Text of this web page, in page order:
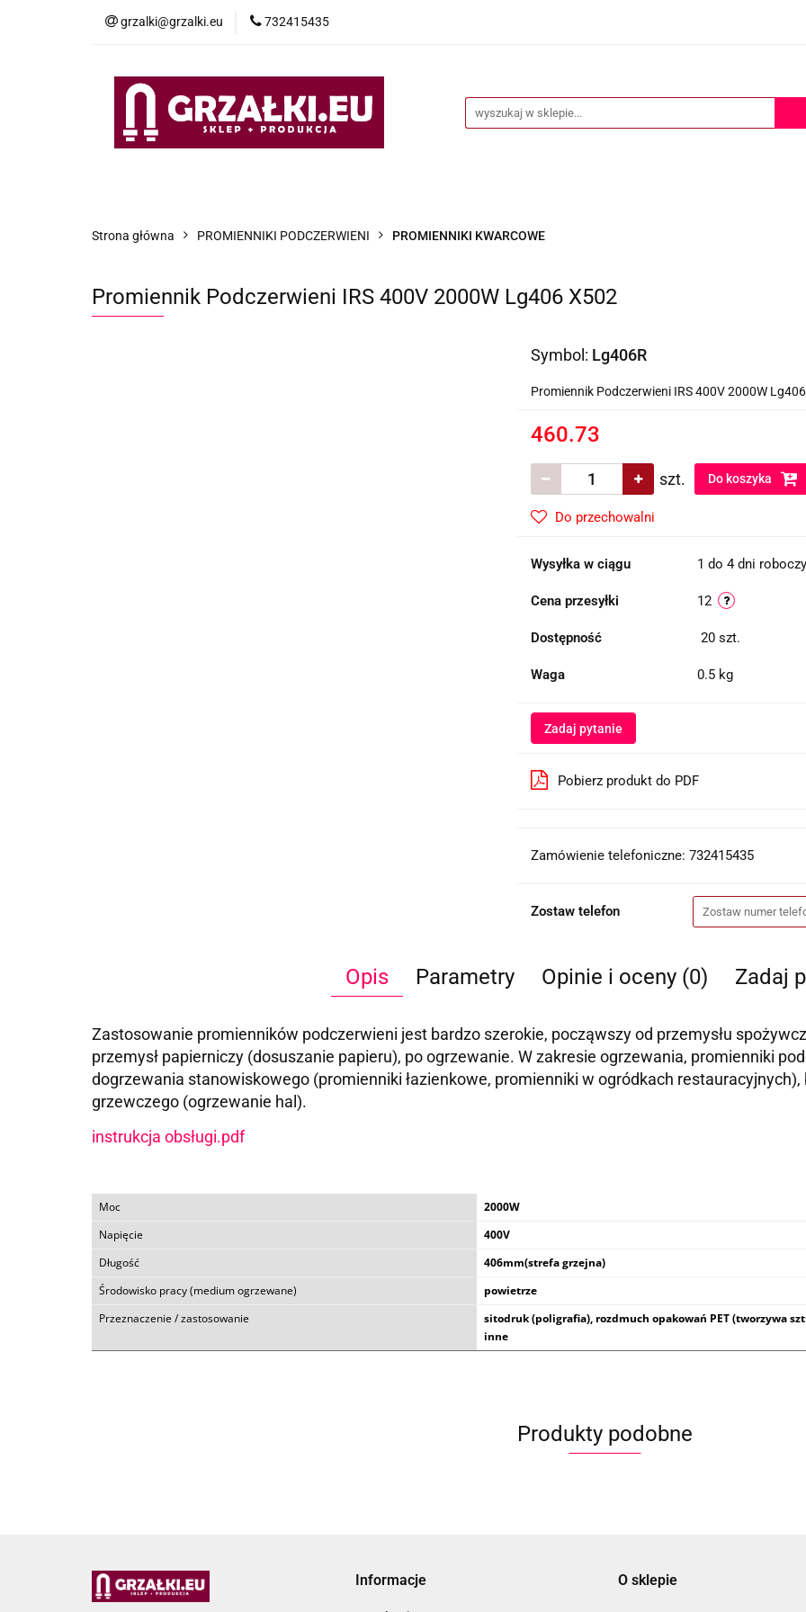
grzalki@grzalki.eu 732415435
Strona główna PROMIENNIKI PODCZERWIENI PROMIENNIKI KWARCOWE
Promiennik Podczerwieni IRS 400V 2000W Lg406 X502
Symbol: Lg406R
Promiennik Podczerwieni IRS 400V 2000W
460.73
szt. Do koszyka
Do przechowalni
Wysyłka w ciągu 1 do 4 dni
Cena przesyłki 12
Dostępność 20 szt.
Waga 0.5 kg
Zadaj pytanie
Pobierz produkt do PDF
Zamówienie telefoniczne: 732415435
Zostaw telefon
Opis Parametry Opinie i oceny (0) Zadaj
Zastosowanie promienników podczerwieni jest bardzo szerokie, począwszy od przemysłu
przemysł papierniczy (dosuszanie papieru), po ogrzewanie. W zakresie ogrzewania, promienniki
dogrzewania stanowiskowego (promienniki łazienkowe, promienniki w ogródkach
grzewczego (ogrzewanie hal).
instrukcja obsługi.pdf
Moc
2000W
Napięcie
400V
Długość
406mm(strefa grzejna)
Środowisko pracy (medium ogrzewane)
powietrze
Przeznaczenie / zastosowanie
sitodruk (poligrafia), rozdmuch opakowań PET (tworzywa
inne
Produkty podobne
Informacje O sklepie